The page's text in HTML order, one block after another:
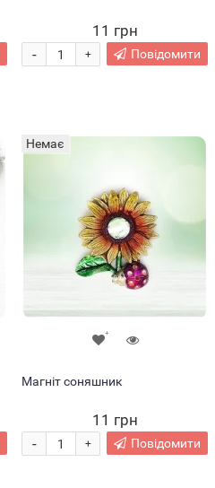
11 грн
+
- Повідомити
Немає
Магніт соняшник
11 грн
+
- Повідомити